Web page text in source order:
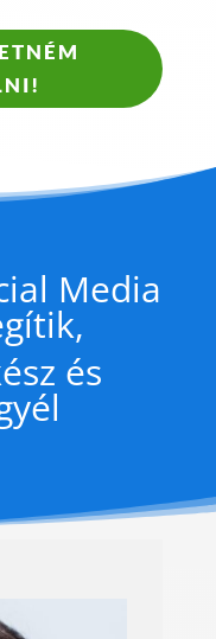
Media
és